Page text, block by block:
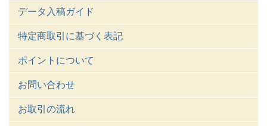
データ入稿ガイド
特定商取引に基づく表記
ポイントについて
お問い合わせ
お取引の流れ